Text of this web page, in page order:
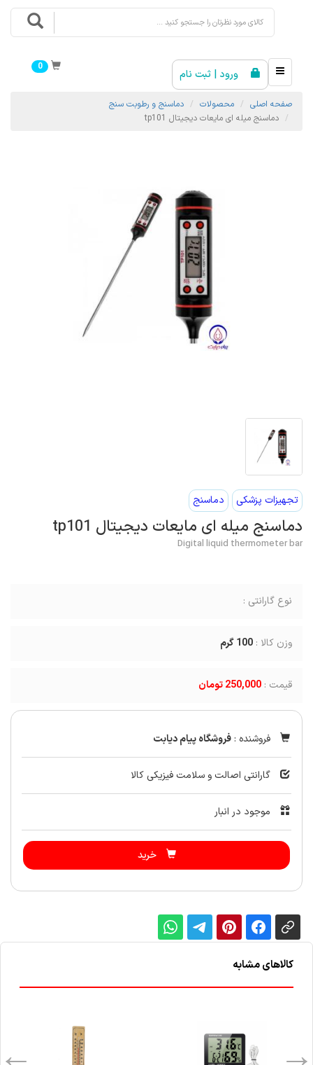
0
ورود | ثبت نام
صفحه اصلی محصولات
دماسنج و رطوبت سنج
دماسنج میله ای مایعات دیجیتال tp101
تجهیزات پزشکی دماسنج
دماسنج میله ای مایعات دیجیتال tp101
Digital liquid thermometer bar
نوع گارانتی :
وزن کالا : 100گرم
قیمت : 250,000 تومان
فروشنده : فروشگاه پیام دیابت
گارانتی اصالت و سلامت فیزیکی کالا
موجود در انبار
خرید
کالاهای مشابه